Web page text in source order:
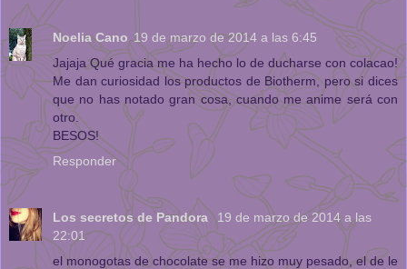
Noelia Cano 19 de marzo de 2014 a las 6:45
Jajaja Qué gracia me ha hecho lo de ducharse con colacao!
Me dan curiosidad los productos de Biotherm, pero si dices
que no has notado gran cosa, cuando me anime será con
otro.
BESOS!
Responder
Los secretos de Pandora 19 de marzo de 2014 a las
22:01
el monogotas de chocolate se me hizo muy pesado, el de le